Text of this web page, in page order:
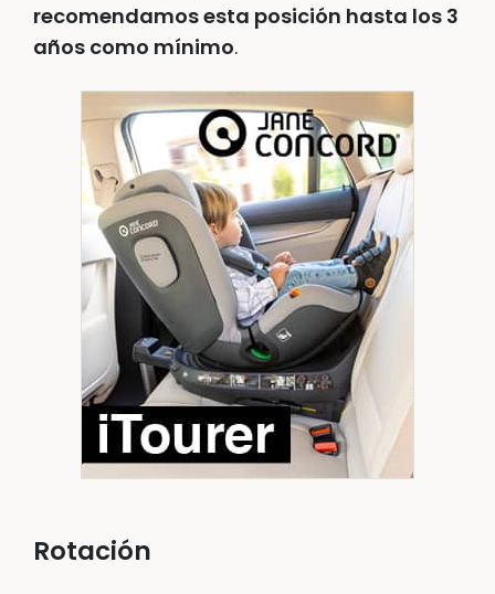
recomendamos esta posición hasta los 3
años como mínimo.
Rotación